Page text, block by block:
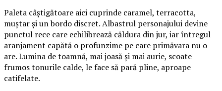
Paleta câștigătoare aici cuprinde caramel, terracotta,
muștar și un bordo discret. Albastrul personajului devine
punctul rece care echilibrează căldura din jur, iar întregul
aranjament capătă o profunzime pe care primăvara nu o
are. Lumina de toamnă, mai joasă și mai aurie, scoate
frumos tonurile calde, le face să pară pline, aproape
catifelate.